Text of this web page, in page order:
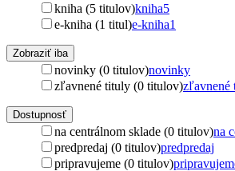
kniha (5 titulov)kniha5
e-kniha (1 titul)e-kniha1
Zobraziť iba
novinky (0 titulov)novinky
zľavnené tituly (0 titulov)zľavnené
Dostupnosť
na centrálnom sklade (0 titulov)na
predpredaj (0 titulov)predpredaj
pripravujeme (0 titulov)